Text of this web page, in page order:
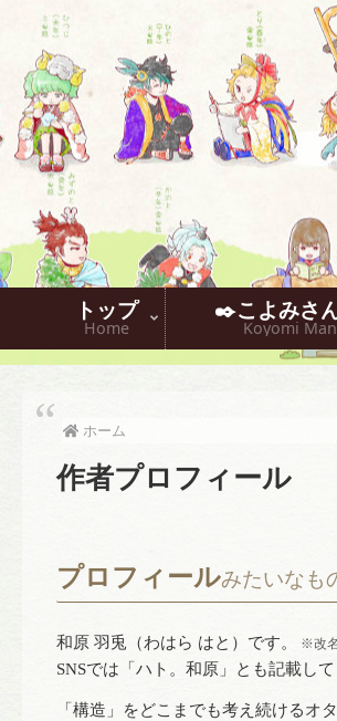
トップ
Home
✒️こよみさ
Koyomi
ホーム
作者プロフィール
プロフィールみたいなも
和原 羽兎（わはら はと）です。 ※改
SNSでは「ハト。和原」とも記載して
「構造」をどこまでも考え続けるオ